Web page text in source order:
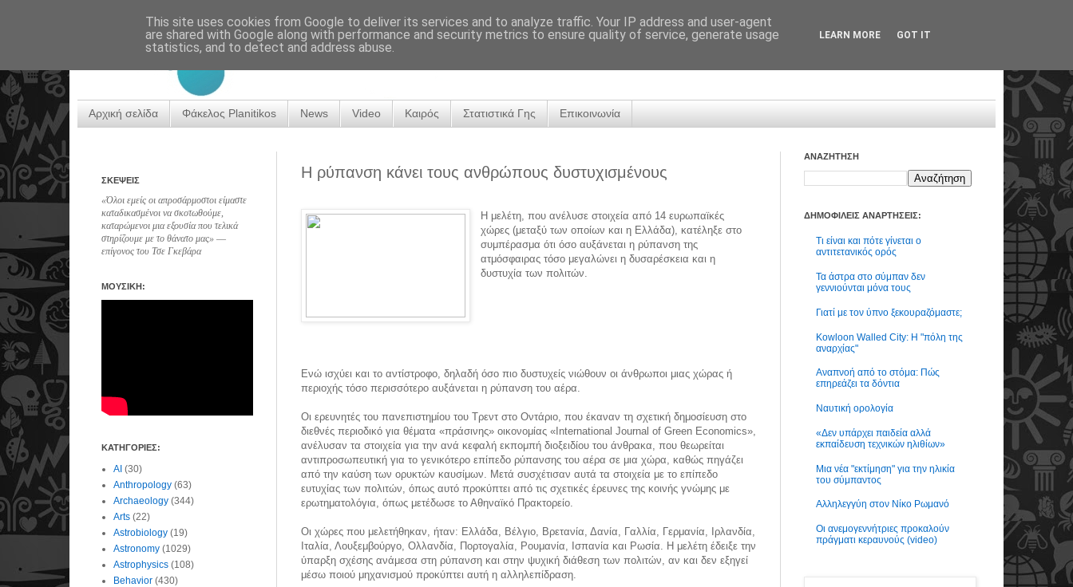
Αρχική σελίδα Φάκελος Planitikos News Video Καιρός Στατιστικά Γης Επικοινωνία
Η ρύπανση κάνει τους ανθρώπους δυστυχισμένους
Η μελέτη, που ανέλυσε στοιχεία από 14 ευρωπαϊκές
χώρες (μεταξύ των οποίων και η Ελλάδα), κατέληξε στο
συμπέρασμα ότι όσο αυξάνεται η ρύπανση της
ατμόσφαιρας τόσο μεγαλώνει η δυσαρέσκεια και η
δυστυχία των πολιτών.
Ενώ ισχύει και το αντίστροφο, δηλαδή όσο πιο δυστυχείς νιώθουν οι άνθρωποι μιας χώρας ή
περιοχής τόσο περισσότερο αυξάνεται η ρύπανση του αέρα.
Οι ερευνητές του πανεπιστημίου του Τρεντ στο Οντάριο, που έκαναν τη σχετική δημοσίευση στο
διεθνές περιοδικό για θέματα «πράσινης» οικονομίας «International Journal of Green Economics»,
ανέλυσαν τα στοιχεία για την ανά κεφαλή εκπομπή διοξειδίου του άνθρακα, που θεωρείται
αντιπροσωπευτική για το γενικότερο επίπεδο ρύπανσης του αέρα σε μια χώρα, καθώς πηγάζει
από την καύση των ορυκτών καυσίμων. Μετά συσχέτισαν αυτά τα στοιχεία με το επίπεδο
ευτυχίας των πολιτών, όπως αυτό προκύπτει από τις σχετικές έρευνες της κοινής γνώμης με
ερωτηματολόγια, όπως μετέδωσε το Αθηναϊκό Πρακτορείο.
Οι χώρες που μελετήθηκαν, ήταν: Ελλάδα, Βέλγιο, Βρετανία, Δανία, Γαλλία, Γερμανία, Ιρλανδία,
Ιταλία, Λουξεμβούργο, Ολλανδία, Πορτογαλία, Ρουμανία, Ισπανία και Ρωσία. Η μελέτη έδειξε την
ύπαρξη σχέσης ανάμεσα στη ρύπανση και στην ψυχική διάθεση των πολιτών, αν και δεν εξηγεί
μέσω ποιού μηχανισμού προκύπτει αυτή η αλληλεπίδραση.
ΣΚΕΨΕΙΣ
«Όλοι εμείς οι απροσάρμοστοι είμαστε
καταδικασμένοι να σκοτωθούμε,
καταρώμενοι μια εξουσία που τελικά
στηρίζουμε με το θάνατο μας» ―
επίγονος του Τσε Γκεβάρα
ΜΟΥΣΙΚΗ:
ΚΑΤΗΓΟΡΙΕΣ:
AI (30)
Anthropology (63)
Archaeology (344)
Arts (22)
Astrobiology (19)
Astronomy (1029)
Astrophysics (108)
Behavior (430)
ΑΝΑΖΗΤΗΣΗ
ΔΗΜΟΦΙΛΕΙΣ ΑΝΑΡΤΗΣΕΙΣ:
Τι είναι και πότε γίνεται ο
αντιτετανικός ορός
Τα άστρα στο σύμπαν δεν
γεννιούνται μόνα τους
Γιατί με τον ύπνο ξεκουραζόμαστε;
Kowloon Walled City: Η "πόλη της
αναρχίας"
Αναπνοή από το στόμα: Πώς
επηρεάζει τα δόντια
Ναυτική ορολογία
«Δεν υπάρχει παιδεία αλλά
εκπαίδευση τεχνικών ηλιθίων»
Μια νέα "εκτίμηση" για την ηλικία
του σύμπαντος
Αλληλεγγύη στον Νίκο Ρωμανό
Οι ανεμογεννήτριες προκαλούν
πράγματι κεραυνούς (video)
This site uses cookies from Google to deliver its services and to analyze traffic. Your IP address and user-agent
are shared with Google along with performance and security metrics to ensure quality of service, generate usage
statistics, and to detect and address abuse.
LEARN MORE GOT IT